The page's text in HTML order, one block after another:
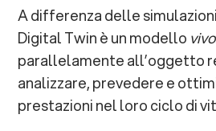
A differenza delle
Digital Twin è un modello vivo
parallelamente all’oggetto
analizzare, prevedere e
prestazioni nel loro ciclo di